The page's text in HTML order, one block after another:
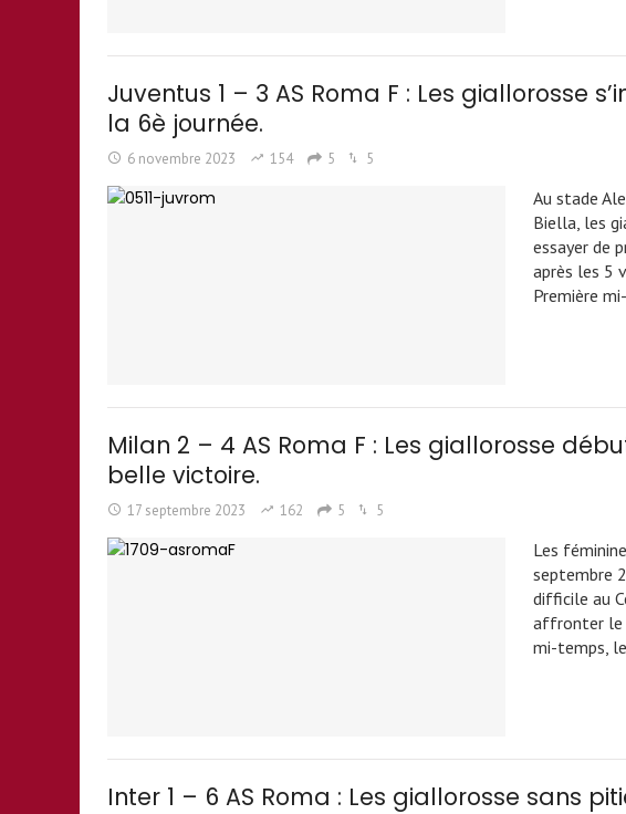
Juventus 1 – 3 AS Roma F : Les giallorosse
la 6è journée.
6 novembre 2023 154 5 5
Au stade
Biella, les
essayer de
après les 5
Première
Milan 2 – 4 AS Roma F : Les giallorosse
belle victoire.
17 septembre 2023 162 5 5
Les
septembre
difficile au
affronter le
mi-temps,
Inter 1 – 6 AS Roma : Les giallorosse sans